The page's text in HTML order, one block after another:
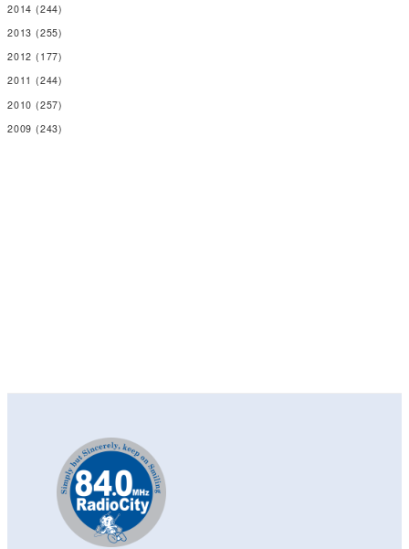
2014 (244)
2013 (255)
2012 (177)
2011 (244)
2010 (257)
2009 (243)